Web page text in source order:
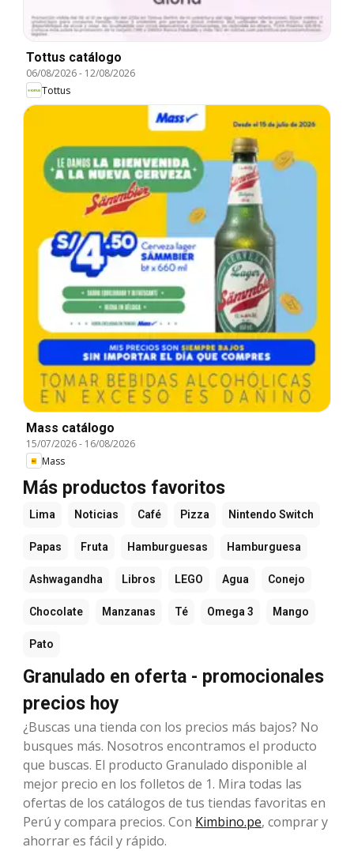
Tottus catálogo
06/08/2026- 12/08/2026
Tottus
Mass catálogo
15/07/2026- 16/08/2026
Mass
Más productos favoritos
Lima Noticias Café Pizza Nintendo Switch
Papas Fruta Hamburguesas Hamburguesa
Ashwagandha Libros LEGO Agua Conejo
Chocolate Manzanas Té Omega 3 Mango
Pato
Granulado en oferta - promocionales
precios hoy
¿Buscas una tienda con los precios más bajos? No
busques más. Nosotros encontramos el producto
que buscas. El producto Granulado disponible al
mejor precio en los folletos de 1. Mira todas las
ofertas de los catálogos de tus tiendas favoritas en
Perú y compara precios. Con Kimbino.pe, comprar y
ahorrar es fácil y rápido.